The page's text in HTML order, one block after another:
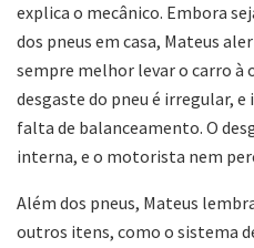
explica o mecânico. Embora
dos pneus em casa, Mateus
sempre melhor levar o carro à
desgaste do pneu é irregular, e
falta de balanceamento. O
interna, e o motorista nem
Além dos pneus, Mateus
outros itens, como o sistema